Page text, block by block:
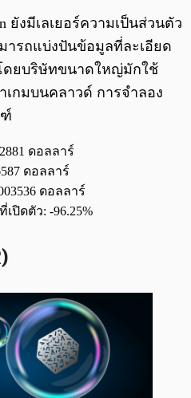
ยังมีเลเยอร์ความเป็นส่วนตัว
ารถแบ่งปันข้อมูลที่ละเอียด
ยบริษัทขนาดใหญ่มักใช้
เกมบนคลาวด์ การจำลอง
ฑ์
ดอลลาร์
ดอลลาร์
ดอลลาร์
ปิดตัว: -96.25%